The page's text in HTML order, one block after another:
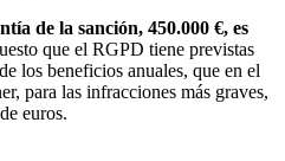
de la sanción, 450.000 €, es
que el RGPD tiene previstas
los beneficios anuales, que en el
para las infracciones más graves,
euros.